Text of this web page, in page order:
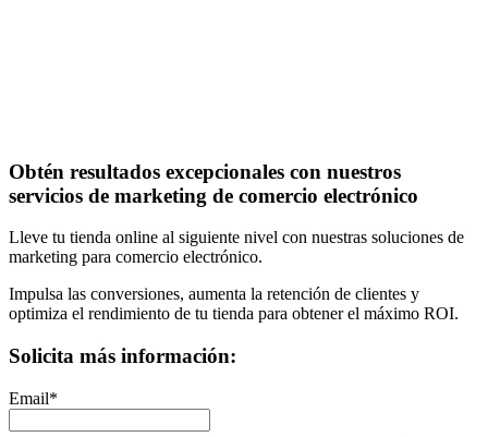
Obtén resultados excepcionales con nuestros
servicios de marketing de comercio electrónico
Lleve tu tienda online al siguiente nivel con nuestras soluciones de
marketing para comercio electrónico.
Impulsa las conversiones, aumenta la retención de clientes y
optimiza el rendimiento de tu tienda para obtener el máximo ROI.
Solicita más información:
Email*